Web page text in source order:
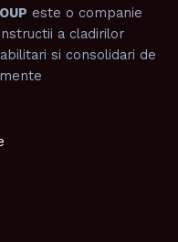
este o companie
a cladirilor
si consolidari de